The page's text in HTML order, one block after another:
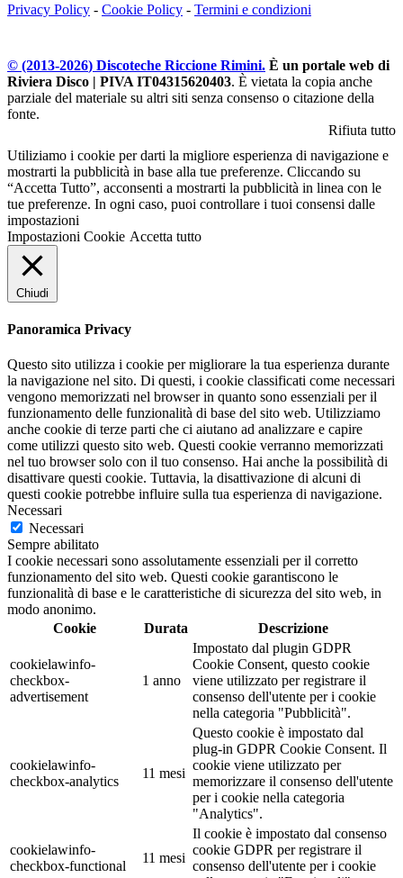
Privacy Policy - Cookie Policy - Termini e condizioni
© (2013-2026) Discoteche Riccione Rimini. È un portale web di
Riviera Disco | PIVA IT04315620403. È vietata la copia anche
parziale del materiale su altri siti senza consenso o citazione della
fonte.
Rifiuta tutto
Utiliziamo i cookie per darti la migliore esperienza di navigazione e
mostrarti la pubblicità in base alla tue preferenze. Cliccando su
“Accetta Tutto”, acconsenti a mostrarti la pubblicità in linea con le
tue preferenze. In ogni caso, puoi controllare i tuoi consensi dalle
impostazioni
Impostazioni Cookie Accetta tutto
Chiudi
Panoramica Privacy
Questo sito utilizza i cookie per migliorare la tua esperienza durante
la navigazione nel sito. Di questi, i cookie classificati come necessari
vengono memorizzati nel browser in quanto sono essenziali per il
funzionamento delle funzionalità di base del sito web. Utilizziamo
anche cookie di terze parti che ci aiutano ad analizzare e capire
come utilizzi questo sito web. Questi cookie verranno memorizzati
nel tuo browser solo con il tuo consenso. Hai anche la possibilità di
disattivare questi cookie. Tuttavia, la disattivazione di alcuni di
questi cookie potrebbe influire sulla tua esperienza di navigazione.
Necessari
Necessari
Sempre abilitato
I cookie necessari sono assolutamente essenziali per il corretto
funzionamento del sito web. Questi cookie garantiscono le
funzionalità di base e le caratteristiche di sicurezza del sito web, in
modo anonimo.
Cookie
Durata Descrizione
cookielawinfo-
checkbox-
advertisement
1 anno
Impostato dal plugin GDPR
Cookie Consent, questo cookie
viene utilizzato per registrare il
consenso dell'utente per i cookie
nella categoria "Pubblicità".
cookielawinfo-
checkbox-analytics
11 mesi
Questo cookie è impostato dal
plug-in GDPR Cookie Consent. Il
cookie viene utilizzato per
memorizzare il consenso dell'utente
per i cookie nella categoria
"Analytics".
cookielawinfo-
checkbox-functional
11 mesi
Il cookie è impostato dal consenso
cookie GDPR per registrare il
consenso dell'utente per i cookie